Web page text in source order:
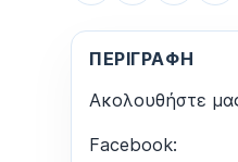
ΠΕΡΙΓΡΑΦΉ
Ακολουθήστε
Facebook: